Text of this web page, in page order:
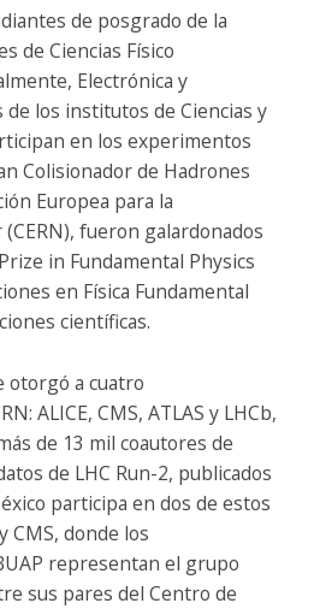
de posgrado de la
de Ciencias Físico
Electrónica y
de los institutos de Ciencias y
en los experimentos
Colisionador de Hadrones
Europea para la
fueron galardonados
in Fundamental Physics
en Física Fundamental
científicas.
otorgó a cuatro
ALICE, CMS, ATLAS y LHCb,
de 13 mil coautores de
de LHC Run-2, publicados
participa en dos de estos
CMS, donde los
representan el grupo
sus pares del Centro de